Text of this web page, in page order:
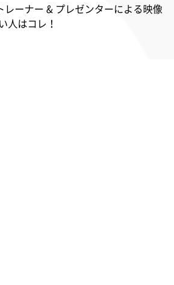
レーナー & プレゼンターによる映像
人はコレ！